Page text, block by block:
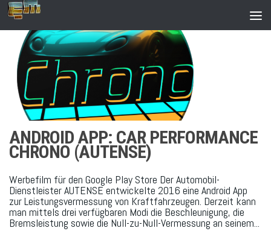
Zum Inhalt springen
ANDROID APP: CAR PERFORMANCE
CHRONO (AUTENSE)
Werbefilm für den Google Play Store Der Automobil-
Dienstleister AUTENSE entwickelte 2016 eine Android App
zur Leistungsvermessung von Kraftfahrzeugen. Derzeit kann
man mittels drei verfügbaren Modi die Beschleunigung, die
Bremsleistung sowie die Null-zu-Null-Vermessung an seinem...